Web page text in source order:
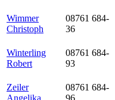
Wimmer
Christoph
08761 684-
36
Winterling
Robert
08761 684-
93
Zeiler
Angelika
08761 684-
96